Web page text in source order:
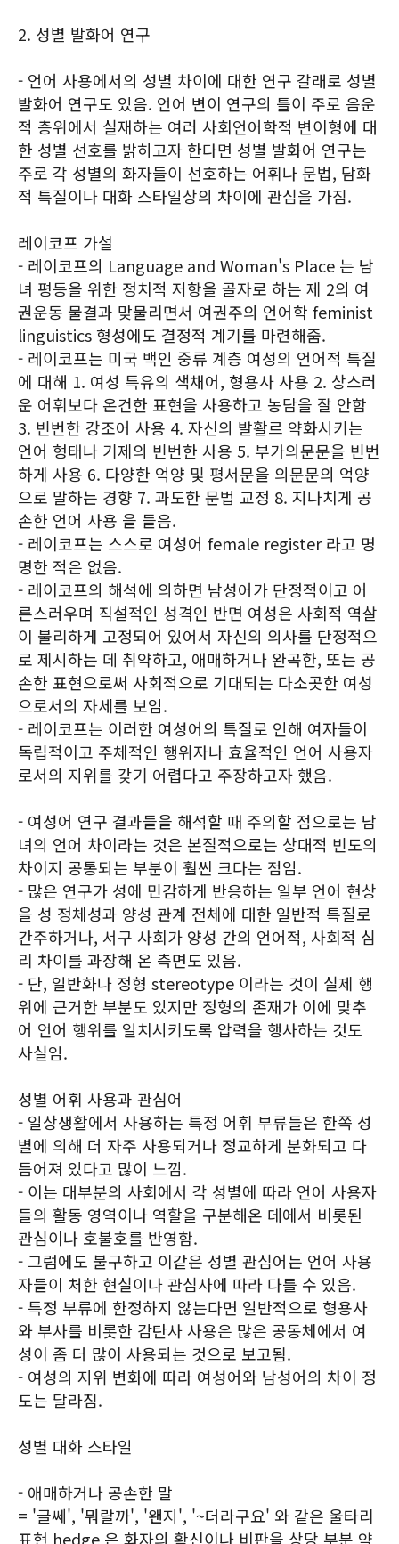
2. 성별 발화어 연구
- 언어 사용에서의 성별 차이에 대한 연구 갈래로 성별
발화어 연구도 있음. 언어 변이 연구의 틀이 주로 음운
적 층위에서 실재하는 여러 사회언어학적 변이형에 대
한 성별 선호를 밝히고자 한다면 성별 발화어 연구는
주로 각 성별의 화자들이 선호하는 어휘나 문법, 담화
적 특질이나 대화 스타일상의 차이에 관심을 가짐.
레이코프 가설
- 레이코프의 Language and Woman's Place 는 남
녀 평등을 위한 정치적 저항을 골자로 하는 제 2의 여
권운동 물결과 맞물리면서 여권주의 언어학 feminist
linguistics 형성에도 결정적 계기를 마련해줌.
- 레이코프는 미국 백인 중류 계층 여성의 언어적 특질
에 대해 1. 여성 특유의 색채어, 형용사 사용 2. 상스러
운 어휘보다 온건한 표현을 사용하고 농담을 잘 안함
3. 빈번한 강조어 사용 4. 자신의 발활르 약화시키는
언어 형태나 기제의 빈번한 사용 5. 부가의문문을 빈번
하게 사용 6. 다양한 억양 및 평서문을 의문문의 억양
으로 말하는 경향 7. 과도한 문법 교정 8. 지나치게 공
손한 언어 사용 을 들음.
- 레이코프는 스스로 여성어 female register 라고 명
명한 적은 없음.
- 레이코프의 해석에 의하면 남성어가 단정적이고 어
른스러우며 직설적인 성격인 반면 여성은 사회적 역살
이 불리하게 고정되어 있어서 자신의 의사를 단정적으
로 제시하는 데 취약하고, 애매하거나 완곡한, 또는 공
손한 표현으로써 사회적으로 기대되는 다소곳한 여성
으로서의 자세를 보임.
- 레이코프는 이러한 여성어의 특질로 인해 여자들이
독립적이고 주체적인 행위자나 효율적인 언어 사용자
로서의 지위를 갖기 어렵다고 주장하고자 했음.
- 여성어 연구 결과들을 해석할 때 주의할 점으로는 남
녀의 언어 차이라는 것은 본질적으로는 상대적 빈도의
차이지 공통되는 부분이 훨씬 크다는 점임.
- 많은 연구가 성에 민감하게 반응하는 일부 언어 현상
을 성 정체성과 양성 관계 전체에 대한 일반적 특질로
간주하거나, 서구 사회가 양성 간의 언어적, 사회적 심
리 차이를 과장해 온 측면도 있음.
- 단, 일반화나 정형 stereotype 이라는 것이 실제 행
위에 근거한 부분도 있지만 정형의 존재가 이에 맞추
어 언어 행위를 일치시키도록 압력을 행사하는 것도
사실임.
성별 어휘 사용과 관심어
- 일상생활에서 사용하는 특정 어휘 부류들은 한쪽 성
별에 의해 더 자주 사용되거나 정교하게 분화되고 다
듬어져 있다고 많이 느낌.
- 이는 대부분의 사회에서 각 성별에 따라 언어 사용자
들의 활동 영역이나 역할을 구분해온 데에서 비롯된
관심이나 호불호를 반영함.
- 그럼에도 불구하고 이같은 성별 관심어는 언어 사용
자들이 처한 현실이나 관심사에 따라 다를 수 있음.
- 특정 부류에 한정하지 않는다면 일반적으로 형용사
와 부사를 비롯한 감탄사 사용은 많은 공동체에서 여
성이 좀 더 많이 사용되는 것으로 보고됨.
- 여성의 지위 변화에 따라 여성어와 남성어의 차이 정
도는 달라짐.
성별 대화 스타일
- 애매하거나 공손한 말
= '글쎄', '뭐랄까', '왠지', '~더라구요' 와 같은 울타리
표현 hedge 은 화자의 확신이나 비판을 상당 부분 약